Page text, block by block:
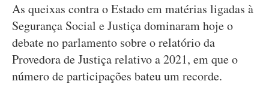
As queixas contra o Estado em matérias ligadas à
Segurança Social e Justiça dominaram hoje o
debate no parlamento sobre o relatório da
Provedora de Justiça relativo a 2021, em que o
número de participações bateu um recorde.